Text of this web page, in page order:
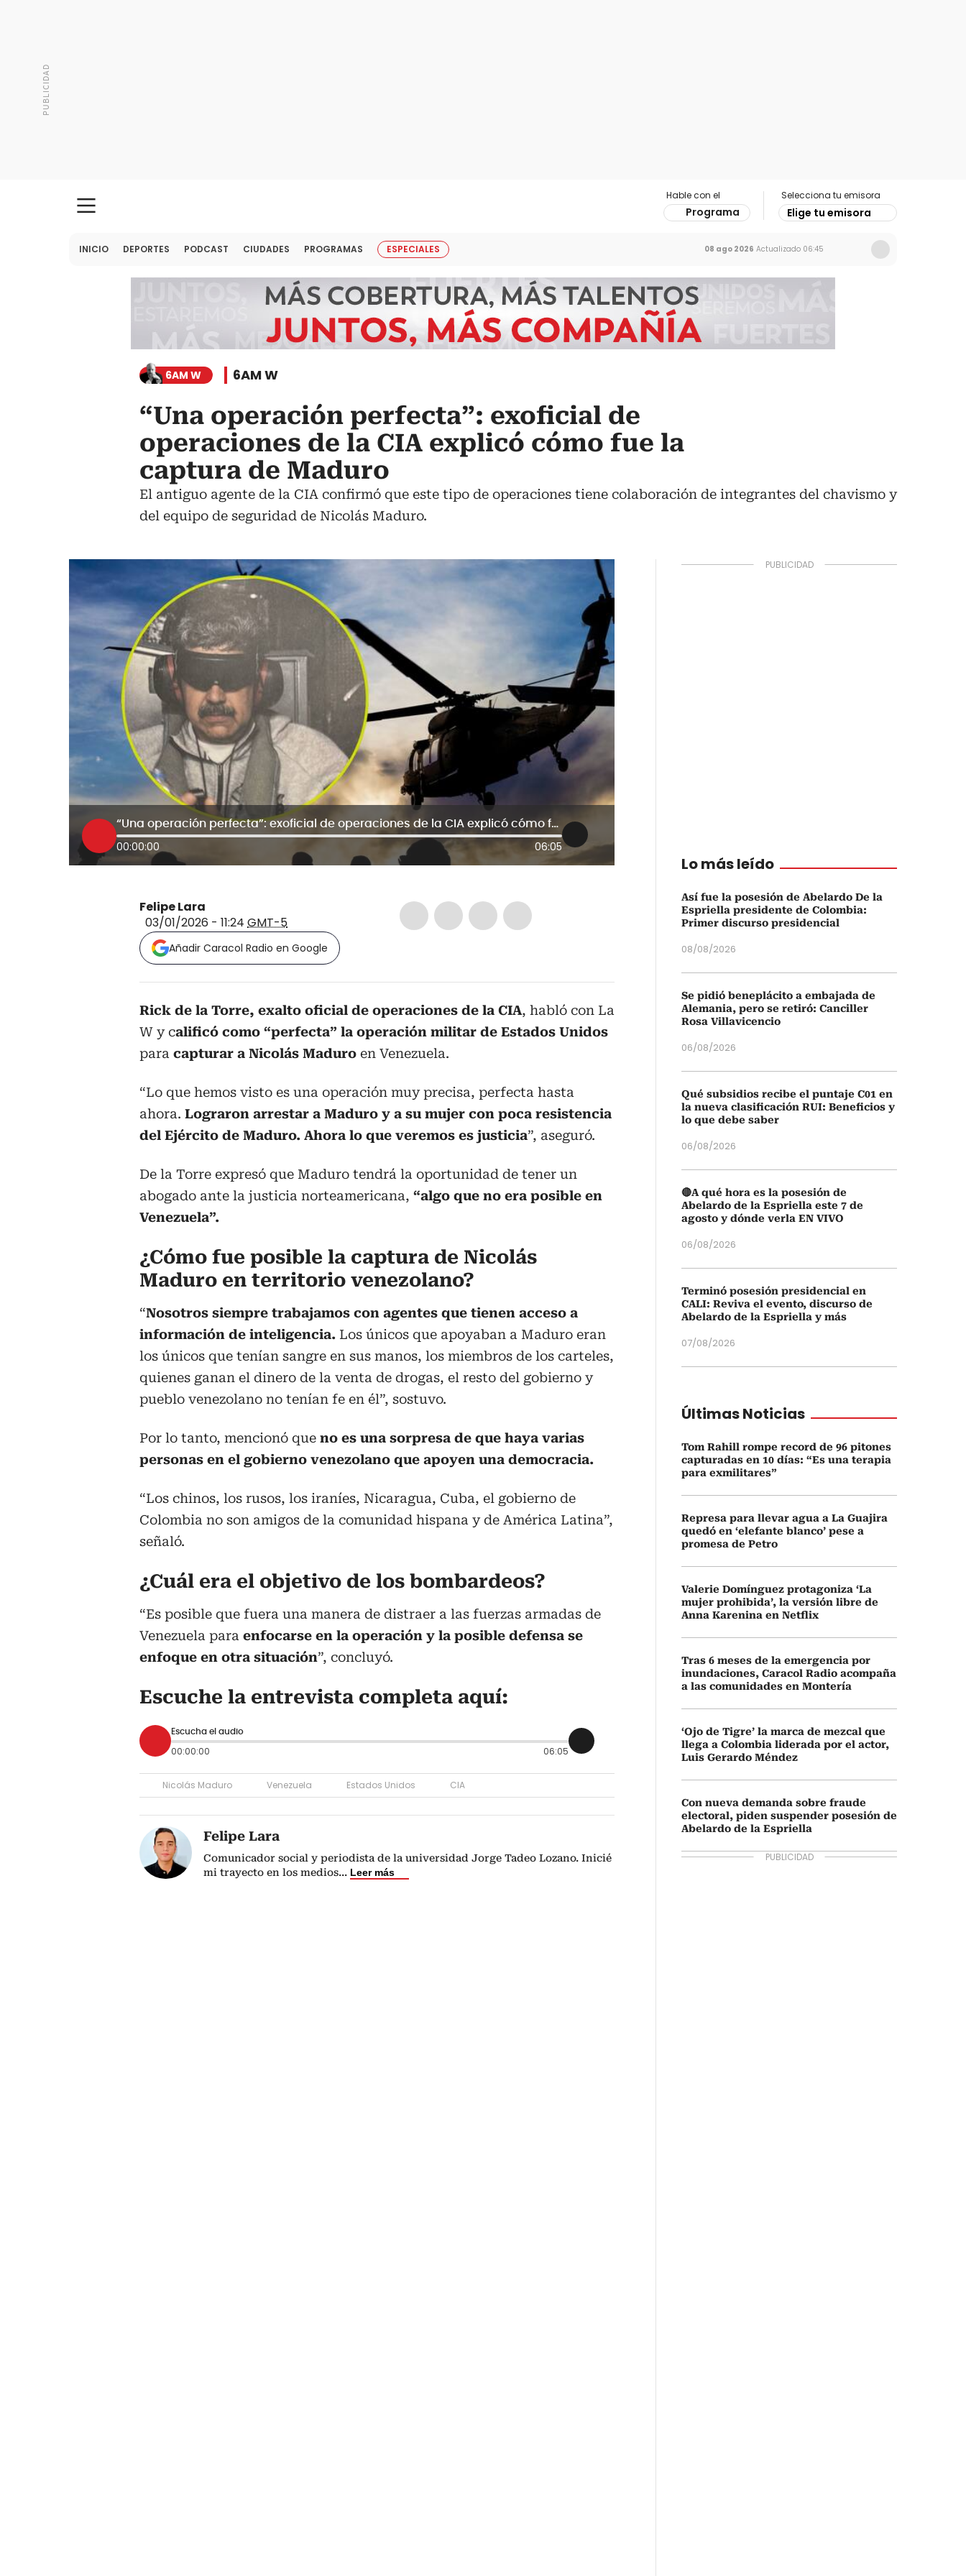
Hable con el
Programa
Selecciona tu emisora
Elige tu emisora
INICIO DEPORTES PODCAST CIUDADES PROGRAMAS ESPECIALES 08 ago 2026 Actualizado 06:45
6AM W 6AM W
“Una operación perfecta”: exoficial de
operaciones de la CIA explicó cómo fue la
captura de Maduro
El antiguo agente de la CIA confirmó que este tipo de operaciones tiene colaboración de integrantes del chavismo y
del equipo de seguridad de Nicolás Maduro.
“Una operación perfecta”: exoficial de operaciones de la CIA explicó cómo fue la captura de Maduro
00:00:00 06:05
Felipe Lara
03/01/2026 - 11:24 GMT-5
Añadir Caracol Radio en Google
Rick de la Torre, exalto oficial de operaciones de la CIA, habló con La
W y calificó como “perfecta” la operación militar de Estados Unidos
para capturar a Nicolás Maduro en Venezuela.
“Lo que hemos visto es una operación muy precisa, perfecta hasta
ahora. Lograron arrestar a Maduro y a su mujer con poca resistencia
del Ejército de Maduro. Ahora lo que veremos es justicia”, aseguró.
De la Torre expresó que Maduro tendrá la oportunidad de tener un
abogado ante la justicia norteamericana, “algo que no era posible en
Venezuela”.
¿Cómo fue posible la captura de Nicolás
Maduro en territorio venezolano?
“Nosotros siempre trabajamos con agentes que tienen acceso a
información de inteligencia. Los únicos que apoyaban a Maduro eran
los únicos que tenían sangre en sus manos, los miembros de los carteles,
quienes ganan el dinero de la venta de drogas, el resto del gobierno y
pueblo venezolano no tenían fe en él”, sostuvo.
Por lo tanto, mencionó que no es una sorpresa de que haya varias
personas en el gobierno venezolano que apoyen una democracia.
“Los chinos, los rusos, los iraníes, Nicaragua, Cuba, el gobierno de
Colombia no son amigos de la comunidad hispana y de América Latina”,
señaló.
¿Cuál era el objetivo de los bombardeos?
“Es posible que fuera una manera de distraer a las fuerzas armadas de
Venezuela para enfocarse en la operación y la posible defensa se
enfoque en otra situación”, concluyó.
Escuche la entrevista completa aquí:
Escucha el audio
00:00:00 06:05
Nicolás Maduro Venezuela Estados Unidos CIA
Felipe Lara
Comunicador social y periodista de la universidad Jorge Tadeo Lozano. Inicié
mi trayecto en los medios... Leer más
Lo más leído
Así fue la posesión de Abelardo De la
Espriella presidente de Colombia:
Primer discurso presidencial
08/08/2026
Se pidió beneplácito a embajada de
Alemania, pero se retiró: Canciller
Rosa Villavicencio
06/08/2026
Qué subsidios recibe el puntaje C01 en
la nueva clasificación RUI: Beneficios y
lo que debe saber
06/08/2026
🔴A qué hora es la posesión de
Abelardo de la Espriella este 7 de
agosto y dónde verla EN VIVO
06/08/2026
Terminó posesión presidencial en
CALI: Reviva el evento, discurso de
Abelardo de la Espriella y más
07/08/2026
Últimas Noticias
Tom Rahill rompe record de 96 pitones
capturadas en 10 días: “Es una terapia
para exmilitares”
Represa para llevar agua a La Guajira
quedó en ‘elefante blanco’ pese a
promesa de Petro
Valerie Domínguez protagoniza ‘La
mujer prohibida’, la versión libre de
Anna Karenina en Netflix
Tras 6 meses de la emergencia por
inundaciones, Caracol Radio acompaña
a las comunidades en Montería
‘Ojo de Tigre’ la marca de mezcal que
llega a Colombia liderada por el actor,
Luis Gerardo Méndez
Con nueva demanda sobre fraude
electoral, piden suspender posesión de
Abelardo de la Espriella